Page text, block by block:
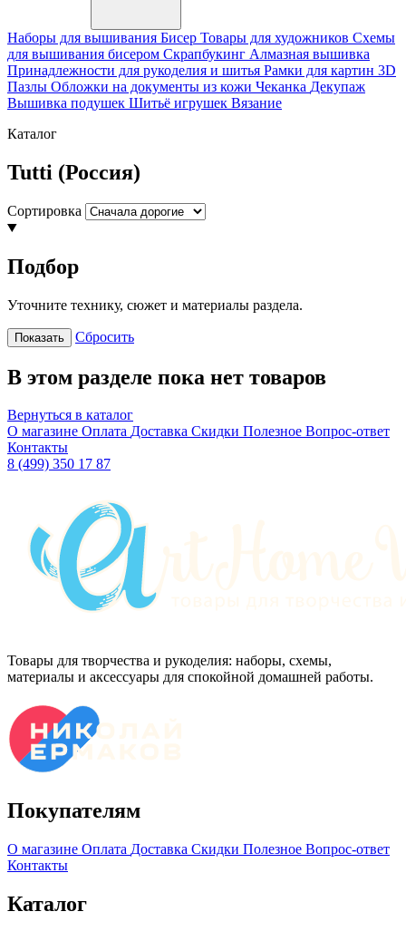
Наборы для вышивания Бисер Товары для художников Схемы
для вышивания бисером Скрапбукинг Алмазная вышивка
Принадлежности для рукоделия и шитья Рамки для картин 3D
Пазлы Обложки на документы из кожи Чеканка Декупаж
Вышивка подушек Шитьё игрушек Вязание
Каталог
Tutti (Россия)
Сортировка
Подбор
Уточните технику, сюжет и материалы раздела.
Показать Сбросить
В этом разделе пока нет товаров
Вернуться в каталог
О магазине Оплата Доставка Скидки Полезное Вопрос-ответ
Контакты
8 (499) 350 17 87
Товары для творчества и рукоделия: наборы, схемы,
материалы и аксессуары для спокойной домашней работы.
Покупателям
О магазине Оплата Доставка Скидки Полезное Вопрос-ответ
Контакты
Каталог